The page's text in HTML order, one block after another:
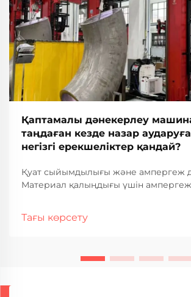
Қаптамалы дәнекерлеу
таңдаған кезде назар аударуға
негізгі ерекшеліктер қандай?
Қуат сыйымдылығы және ампергеж
Материал қалыңдығы үшін
рөл атқарады. Көбірек амперлер
Тағы көрсету